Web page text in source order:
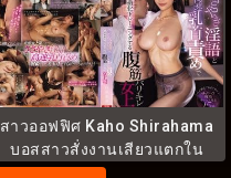
สาวออฟฟิศ Kaho Shirahama
บอสสาวสั่งงานเสียวแตกใน
MIKR-071